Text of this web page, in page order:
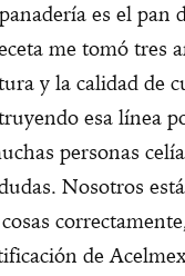
es el pan
me tomó tres
y la calidad de
esa línea
personas
Nosotros
de